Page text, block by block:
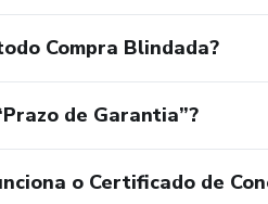
Compra Blindada?
de Garantia”?
o Certificado de